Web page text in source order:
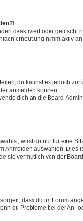
deaktiviert oder
erneut und nimm aktiv
du kannst es jedoch
anmelden können.
dich an die Board-
wirst du nur für eine
Anmelden auswählen.
sie vermutlich von der
dass du im Forum
du Probleme bei der An-